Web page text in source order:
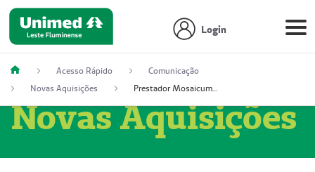
Login
Acesso Rápido
Comunicação
Novas Aquisições
Prestador Mosaicum Espaço Clínico Eireli (51004355-5)
Novas Aquisições